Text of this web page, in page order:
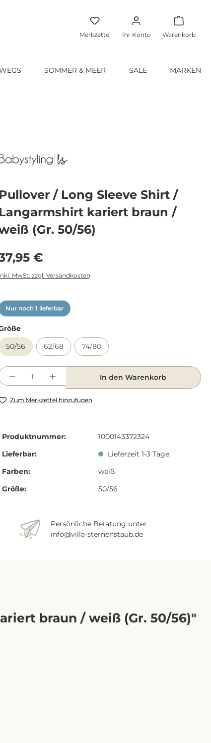
Merkzettel Ihr Konto Warenkorb
SOMMER & MEER SALE MARKEN
Pullover / Long Sleeve Shirt /
Langarmshirt kariert braun /
(Gr. 50/56)
Preis:
€
MwSt. zzgl. Versandkosten
Nur noch 1 lieferbar
50/56
62/68 74/80
Anzahl: Gib den gewünschten
In den Warenkorb
Zum Merkzettel hinzufügen
Produktnummer:
1000143372324
Lieferbar:
Lieferzeit 1-3 Tage
Farben:
weiß
Größe:
50/56
Persönliche Beratung unter
info@villa-sternenstaub.de
braun / weiß (Gr. 50/56)"